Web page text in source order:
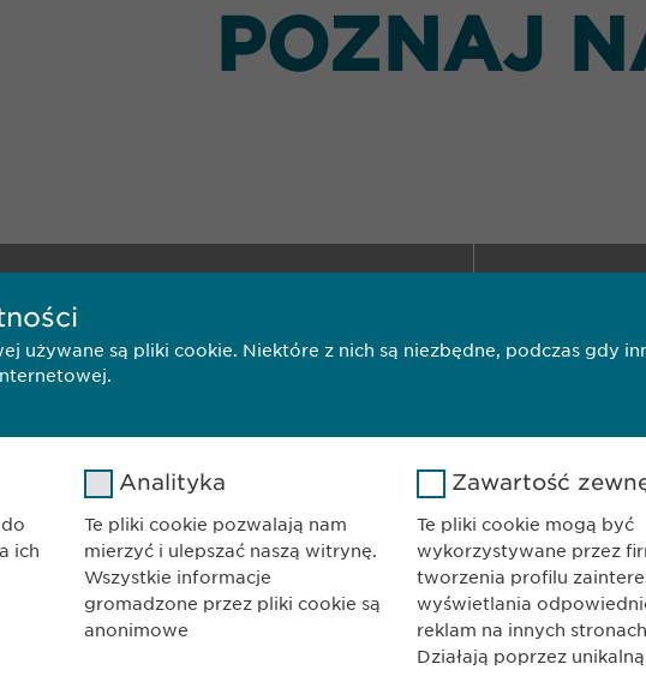
POZNAJ
ul. Leszno 14
E-
używane są pliki cookie. Niektóre z nich są niezbędne, podczas gdy
ich
Analityka
Te pliki cookie pozwalają nam
mierzyć i ulepszać naszą witrynę.
Wszystkie informacje
gromadzone przez pliki cookie są
anonimowe
Zawartość
Te pliki cookie mogą być
wykorzystywane przez
tworzenia profilu
wyświetlania
reklam na innych
Działają poprzez unikalną